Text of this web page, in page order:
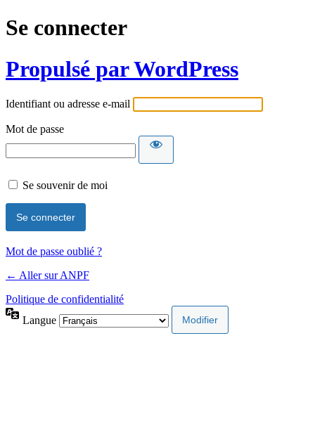
Se connecter
Propulsé par WordPress
Identifiant ou adresse e-mail
Mot de passe
Se souvenir de moi
Mot de passe oublié ?
← Aller sur ANPF
Politique de confidentialité
Langue